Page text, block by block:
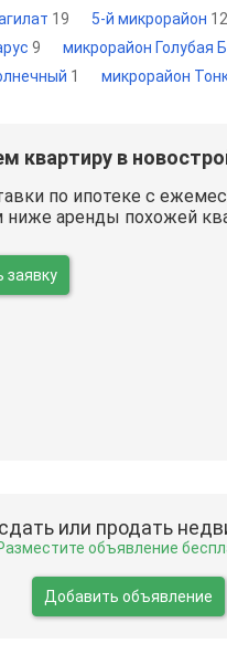
19 5-й микрорайон 12
9 микрорайон Голубая
1 микрорайон
квартиру в
по ипотеке с
ниже аренды похожей
заявку
или продать
объявление
Добавить объявление